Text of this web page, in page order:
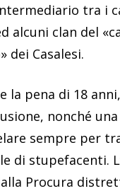
tra i
alcuni clan del
dei Casalesi.
la pena di 18
nonché
sempre per
di stupefacenti.
Procura